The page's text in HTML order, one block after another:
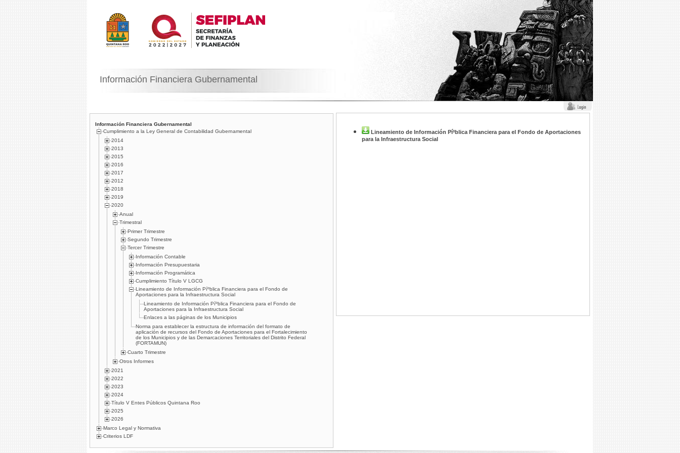
Información Financiera Gubernamental
Información Financiera Gubernamental
Cumplimiento a la Ley General de Contabilidad Gubernamental
2014
2013
2015
2016
2017
2012
2018
2019
2020
Anual
Trimestral
Primer Trimestre
Segundo Trimestre
Tercer Trimestre
Información Contable
Información Presupuestaria
Información Programática
Cumplimiento Tí­tulo V LGCG
Lineamiento de Información Píºblica Financiera para el Fondo de
Aportaciones para la Infraestructura Social
Lineamiento de Información Píºblica Financiera para el Fondo de
Aportaciones para la Infraestructura Social
Enlaces a las páginas de los Municipios
Norma para establecer la estructura de información del formato de
aplicación de recursos del Fondo de Aportaciones para el Fortalecimiento
de los Municipios y de las Demarcaciones Territoriales del Distrito Federal
(FORTAMUN)
Cuarto Trimestre
Otros Informes
2021
2022
2023
2024
Título V Entes Públicos Quintana Roo
2025
2026
Marco Legal y Normativa
Criterios LDF
Lineamiento de Información Píºblica Financiera para el Fondo de Aportaciones
para la Infraestructura Social